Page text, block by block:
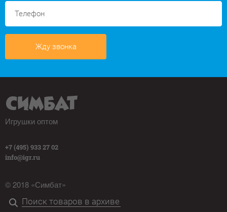
Жду звонка
Игрушки оптом
+7 (495) 933 27 02
info@igr.ru
© 2018 «Симбат»